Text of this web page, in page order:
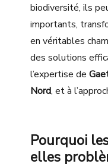
biodiversité, ils
importants,
en véritables
des solutions
l’expertise de
Nord, et à
Pourquoi
elles